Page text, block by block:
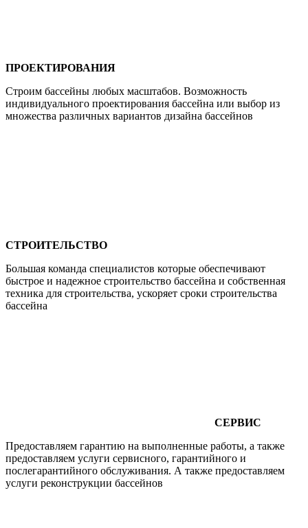
ПРОЕКТИРОВАНИЯ
Строим бассейны любых масштабов. Возможность
индивидуального проектирования бассейна или выбор из
множества различных вариантов дизайна бассейнов
СТРОИТЕЛЬСТВО
Большая команда специалистов которые обеспечивают
быстрое и надежное строительство бассейна и собственная
техника для строительства, ускоряет сроки строительства
бассейна
СЕРВИС
Предоставляем гарантию на выполненные работы, а также
предоставляем услуги сервисного, гарантийного и
послегарантийного обслуживания. А также предоставляем
услуги реконструкции бассейнов